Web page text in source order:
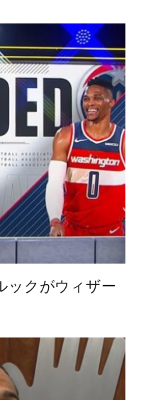
ックがウィザー